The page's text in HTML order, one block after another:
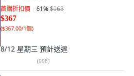
首購折扣價 61%$963
$367
($367.00/1個)
8/12 星期三 預計送達
(998)